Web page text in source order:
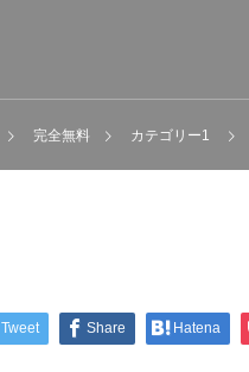
完全無料 カテゴリー1
Tweet Share Hatena